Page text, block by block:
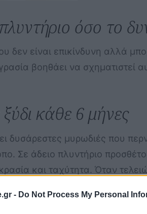
- Do Not Process My Personal
όσο το
δεν είναι επικίνδυνη αλλά
βοηθάει να
κάθε 6 μήνες
δυσάρεστες μυρωδιές που
Σε άδειο πλυντήριο
και ταχύτητα. Όταν
ένα